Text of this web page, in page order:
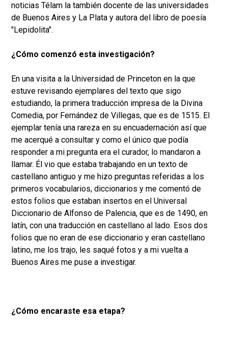
noticias Télam la también docente de las universidades
de Buenos Aires y La Plata y autora del libro de poesía
"Lepidolita".
¿Cómo comenzó esta investigación?
En una visita a la Universidad de Princeton en la que
estuve revisando ejemplares del texto que sigo
estudiando, la primera traducción impresa de la Divina
Comedia, por Fernández de Villegas, que es de 1515. El
ejemplar tenía una rareza en su encuadernación así que
me acerqué a consultar y como el único que podía
responder a mi pregunta era el curador, lo mandaron a
llamar. Él vio que estaba trabajando en un texto de
castellano antiguo y me hizo preguntas referidas a los
primeros vocabularios, diccionarios y me comentó de
estos folios que estaban insertos en el Universal
Diccionario de Alfonso de Palencia, que es de 1490, en
latín, con una traducción en castellano al lado. Esos dos
folios que no eran de ese diccionario y eran castellano
latino, me los trajo, les saqué fotos y a mi vuelta a
Buenos Aires me puse a investigar.
¿Cómo encaraste esa etapa?